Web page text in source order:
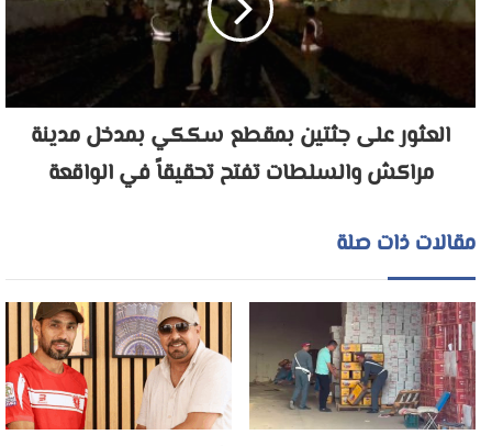
العثور على جثتين بمقطع سككي بمدخل مدينة
مراكش والسلطات تفتح تحقيقاً في الواقعة
مقالات ذات صلة